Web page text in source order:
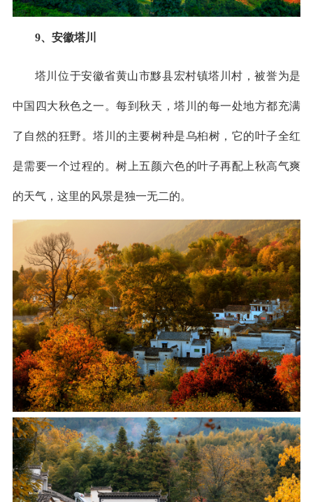
9、安徽塔川
塔川位于安徽省黄山市黟县宏村镇塔川村，被誉为是
中国四大秋色之一。每到秋天，塔川的每一处地方都充满
了自然的狂野。塔川的主要树种是乌桕树，它的叶子全红
是需要一个过程的。树上五颜六色的叶子再配上秋高气爽
的天气，这里的风景是独一无二的。